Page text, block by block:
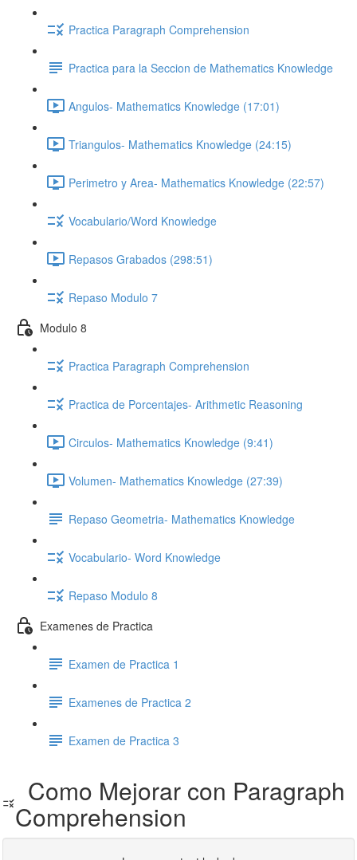
Practica Paragraph Comprehension
Practica para la Seccion de Mathematics Knowledge
Angulos- Mathematics Knowledge (17:01)
Triangulos- Mathematics Knowledge (24:15)
Perimetro y Area- Mathematics Knowledge (22:57)
Vocabulario/Word Knowledge
Repasos Grabados (298:51)
Repaso Modulo 7
Modulo 8
Practica Paragraph Comprehension
Practica de Porcentajes- Arithmetic Reasoning
Circulos- Mathematics Knowledge (9:41)
Volumen- Mathematics Knowledge (27:39)
Repaso Geometria- Mathematics Knowledge
Vocabulario- Word Knowledge
Repaso Modulo 8
Examenes de Practica
Examen de Practica 1
Examenes de Practica 2
Examen de Practica 3
Como Mejorar con Paragraph
Comprehension